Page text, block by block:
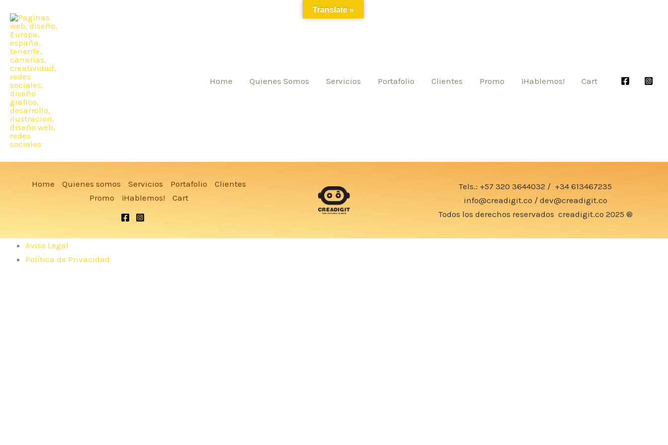
contenido
Home Quienes Somos Servicios Portafolio Clientes Promo ¡Hablemos! Cart
Home Quienes somos Servicios Portafolio
Clientes
Promo
¡Hablemos! Cart
Tels.: +57 320 3644032 / +34 613467235
info@creadigit.co / dev@creadigit.co
Todos los derechos reservados creadigit.co 2025 ®
Translate »
Aviso Legal
Política de Privacidad